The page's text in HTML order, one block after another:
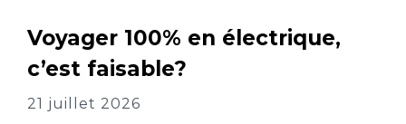
Voyager 100% en électrique,
c’est faisable?
21 juillet 2026